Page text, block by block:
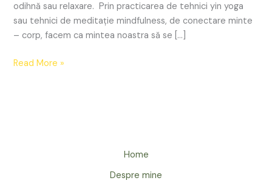
odihnă sau relaxare. Prin practicarea de tehnici yin yoga
sau tehnici de meditație mindfulness, de conectare minte
– corp, facem ca mintea noastra să se […]
Read More »
Home
Despre mine